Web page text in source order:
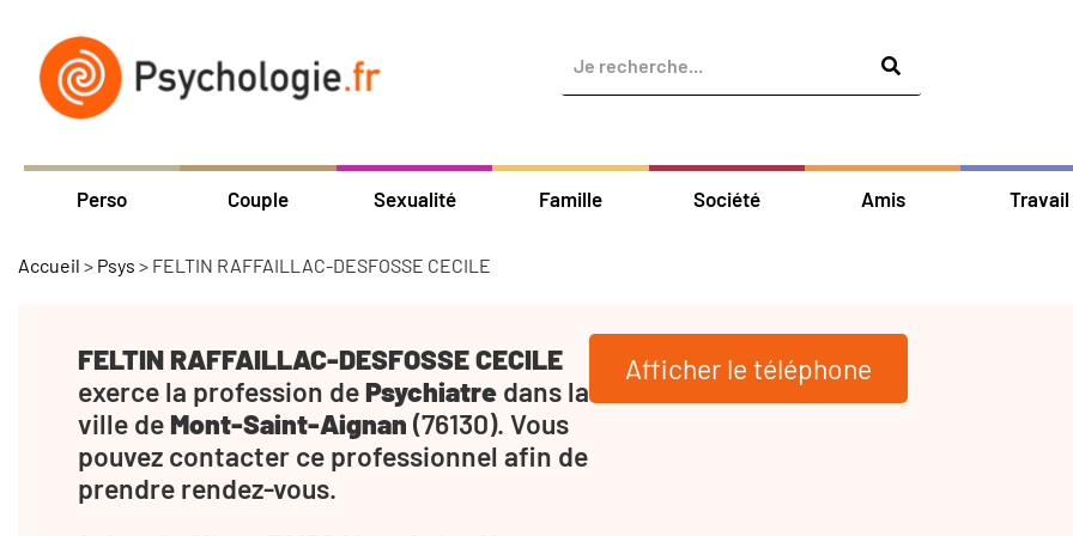
Perso Couple Sexualité Famille Société Amis Travail
Accueil > Psys > FELTIN RAFFAILLAC-DESFOSSE CECILE
FELTIN RAFFAILLAC-DESFOSSE CECILE
exerce la profession dePsychiatre dans la
ville de Mont-Saint-Aignan (76130). Vous
pouvez contacter ce professionnel afin de
prendre rendez-vous.
Afficher le téléphone